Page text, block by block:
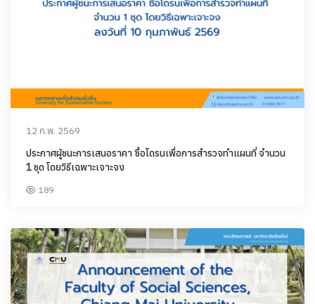
12 ก.พ. 2569
ประกาศผู้ชนะการเสนอราคา ซื้อโดรนเพื่อการสำรวจทำแผนที่ จำนวน
1 ชุด โดยวิธีเฉพาะเจาะจง
189